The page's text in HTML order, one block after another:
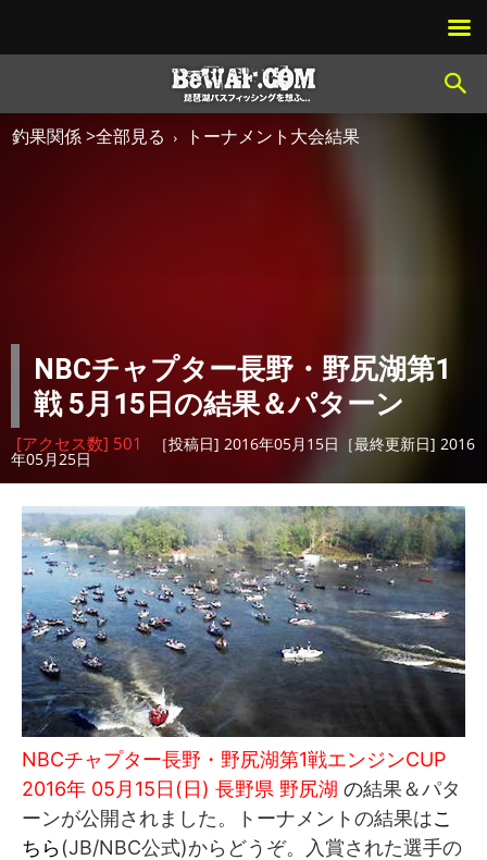
釣果関係 >全部見る トーナメント大会結果
NBCチャプター長野・野尻湖第1
戦 5月15日の結果＆パターン
[アクセス数] 501 ［投稿日] 2016年05月15日［最終更新日] 2016
年05月25日
NBCチャプター長野・野尻湖第1戦エンジンCUP
2016年 05月15日(日) 長野県 野尻湖 の結果＆パタ
ーンが公開されました。トーナメントの結果はこ
ちら(JB/NBC公式)からどうぞ。入賞された選手の